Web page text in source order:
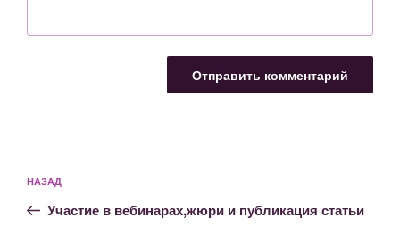
по
записям
Предыдущая
запись:
НАЗАД
Участие в вебинарах,жюри и публикация статьи